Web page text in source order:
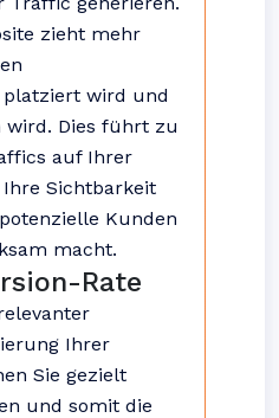
zieht mehr
platziert wird und
Dies führt zu
auf Ihrer
Sichtbarkeit
Kunden
macht.
Rate
Ihrer
Sie gezielt
und somit die